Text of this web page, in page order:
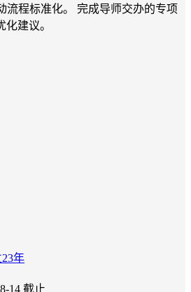
流程标准化。 完成导师交办的专项
建议。
年
14 截止